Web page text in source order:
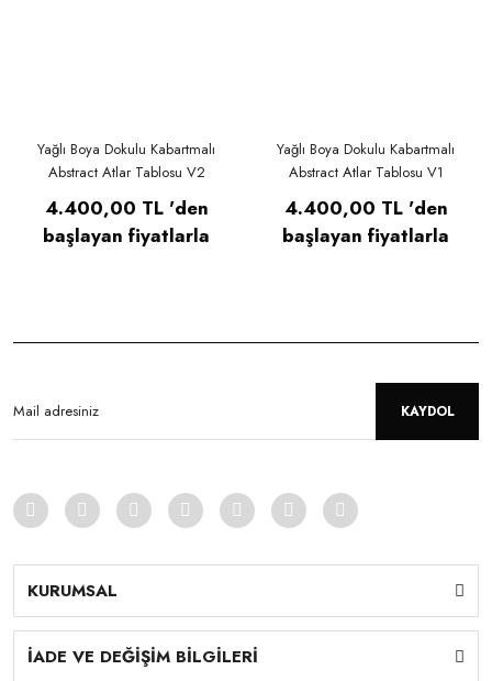
Yağlı Boya Dokulu Kabartmalı
Abstract Atlar Tablosu V2
4.400,00 TL 'den
başlayan fiyatlarla
Yağlı Boya Dokulu Kabartmalı
Abstract Atlar Tablosu V1
4.400,00 TL 'den
başlayan fiyatlarla
KAYDOL
KURUMSAL
İADE VE DEĞİŞİM BİLGİLERİ